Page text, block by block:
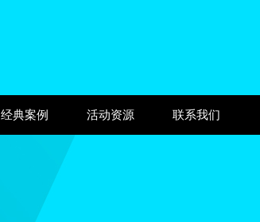
经典案例 活动资源 联系我们